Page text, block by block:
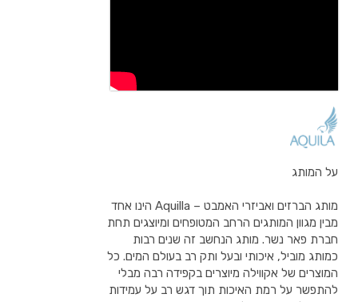
על המותג
מותג הברזים ואביזרי האמבט – Aquilla הינו אחד
מבין מגוון המותגים הרחב המטופחים ומיוצגים תחת
חברת פאר נשר. מותג הנחשב זה שנים רבות
כמותג מוביל, איכותי ובעל ותק רב בעולם המים. כל
המוצרים של אקווילה מיוצרים בקפידה רבה מבלי
להתפשר על רמת האיכות תוך דגש רב על עמידות